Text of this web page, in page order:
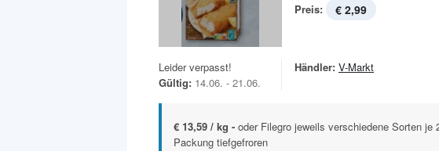
Preis: € 2,99
Leider verpasst!
Gültig: 14.06. - 21.06.
Händler: V-Markt
€ 13,59 / kg - oder Filegro jeweils verschiedene Sorten je
Packung tiefgefroren